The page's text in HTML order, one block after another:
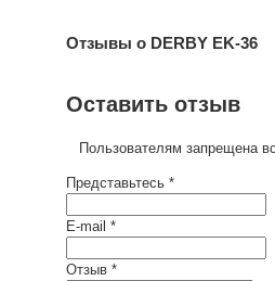
Отзывы о DERBY EK-36
Оставить отзыв
Пользователям запрещена
Представьтесь *
E-mail *
Отзыв *